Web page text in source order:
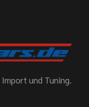
Import und Tuning.